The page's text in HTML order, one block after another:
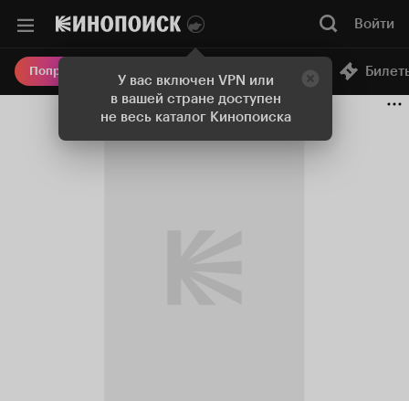
У вас включен VPN или
в вашей стране доступен
не весь каталог Кинопоиска
Войти
Попробовать Плюс Онлайн-кинотеатр